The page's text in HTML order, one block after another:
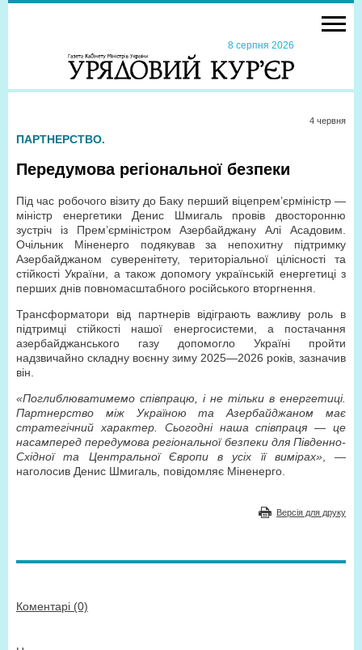
8 серпня 2026
4 червня
ПАРТНЕРСТВО.
Передумова регіональної безпеки
Під час робочого візиту до Баку перший віцепрем’єр­міністр —
міністр енергетики Денис Шмигаль провів двосторонню
зустріч із Прем’єр­міністром Азербайджану Алі Асадовим.
Очільник Міненерго подякував за непохитну підтримку
Азербайджаном суверенітету, територіальної цілісності та
стійкості України, а також допомогу українській енергетиці з
перших днів повномасштабного російського вторгнення.
Трансформатори від партнерів відіграють важливу роль в
підтримці стійкості нашої енергосистеми, а постачання
азербайджанського газу допомогло Україні пройти
надзвичайно складну воєнну зиму 2025—2026 років, зазначив
він.
«Поглиблюватимемо співпрацю, і не тільки в енергетиці.
Партнерство між Україною та Азербайджаном має
стратегічний характер. Сьогодні наша співпраця — це
насамперед передумова регіональної безпеки для Південно­
Східної та Центральної Європи в усіх її вимірах», —
наголосив Денис Шмигаль, повідомляє Міненерго.
Версія для друку
Коментарі (0)